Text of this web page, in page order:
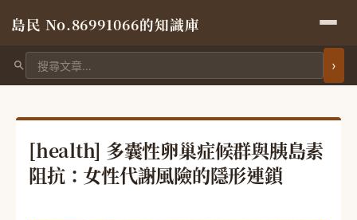
島民 No.86991066的知識庫
搜尋文章
[health] 多囊性卵巢症候群與胰島素
阻抗：女性代謝風險的隱形連鎖